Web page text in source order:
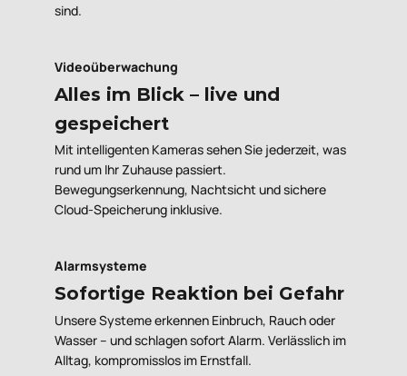
sind.
Videoüberwachung
Alles im Blick – live und
gespeichert
Mit intelligenten Kameras sehen Sie jederzeit, was
rund um Ihr Zuhause passiert.
Bewegungserkennung, Nachtsicht und sichere
Cloud-Speicherung inklusive.
Alarmsysteme
Sofortige Reaktion bei Gefahr
Unsere Systeme erkennen Einbruch, Rauch oder
Wasser – und schlagen sofort Alarm. Verlässlich im
Alltag, kompromisslos im Ernstfall.